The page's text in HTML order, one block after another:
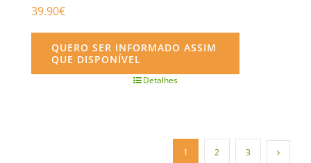
39.90€
QUERO SER INFORMADO ASSIM
QUE DISPONÍVEL
Detalhes
1 2 3